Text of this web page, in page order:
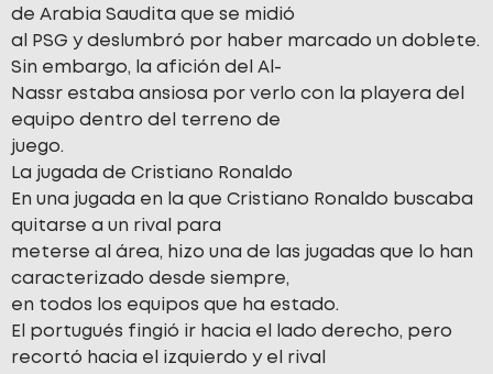
de Arabia Saudita que se midió
al PSG y deslumbró por haber marcado un doblete.
Sin embargo, la afición del Al-
Nassr estaba ansiosa por verlo con la playera del
equipo dentro del terreno de
juego.
La jugada de Cristiano Ronaldo
En una jugada en la que Cristiano Ronaldo buscaba
quitarse a un rival para
meterse al área, hizo una de las jugadas que lo han
caracterizado desde siempre,
en todos los equipos que ha estado.
El portugués fingió ir hacia el lado derecho, pero
recortó hacia el izquierdo y el rival